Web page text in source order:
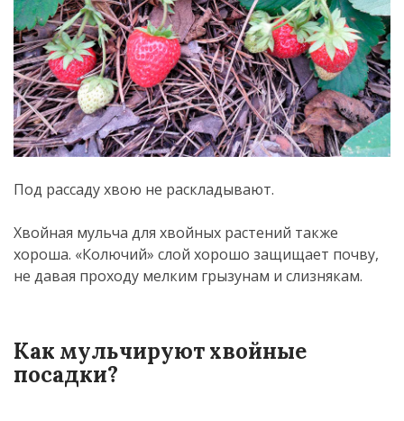
Под рассаду хвою не раскладывают.
Хвойная мульча для хвойных растений также
хороша. «Колючий» слой хорошо защищает почву,
не давая проходу мелким грызунам и слизнякам.
Как мульчируют хвойные
посадки?